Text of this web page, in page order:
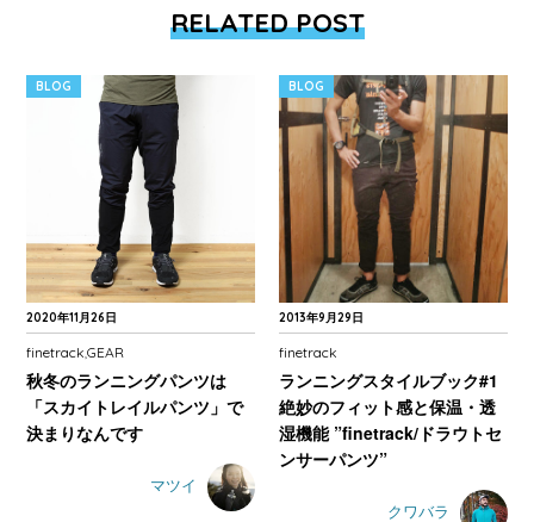
RELATED POST
2020年11月26日
BLOG
finetrack,GEAR
秋冬のランニングパンツは
「スカイトレイルパンツ」で
決まりなんです
マツイ
2013年9月29日
BLOG
finetrack
ランニングスタイルブック#1
絶妙のフィット感と保温・透
湿機能 ”finetrack/ドラウトセ
ンサーパンツ”
クワバラ